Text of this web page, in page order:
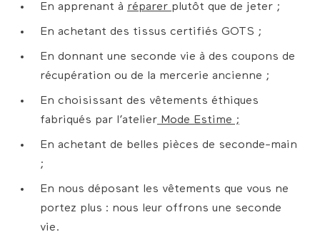
En apprenant à réparer plutôt que de jeter ;
En achetant des tissus certifiés GOTS ;
En donnant une seconde vie à des coupons de
récupération ou de la mercerie ancienne ;
En choisissant des vêtements éthiques
fabriqués par l’atelier Mode Estime ;
En achetant de belles pièces de seconde-main
;
En nous déposant les vêtements que vous ne
portez plus : nous leur offrons une seconde
vie.